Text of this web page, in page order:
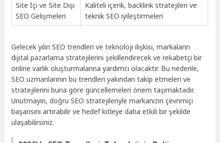
Site İçi ve Site Dışı
SEO Gelişmeleri
Kaliteli içerik, backlink stratejileri ve
teknik SEO iyileştirmeleri
Gelecek yılın SEO trendleri ve teknoloji ilişkisi, markaların
dijital pazarlama stratejilerini şekillendirecek ve rekabetçi bir
online varlık oluşturmalarına yardımcı olacaktır. Bu nedenle,
SEO uzmanlarının bu trendleri yakından takip etmeleri ve
stratejilerini buna göre güncellemeleri önem taşımaktadır.
Unutmayın, doğru SEO stratejileriyle markanızın çevrimiçi
başarısını artırabilir ve hedef kitleye daha etkili bir şekilde
ulaşabilirsiniz.